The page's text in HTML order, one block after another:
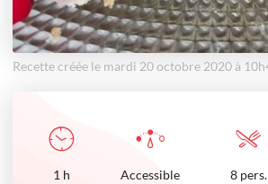
Recette créée le mardi 20 octobre 2020 à
1 h Accessible 8 pers.